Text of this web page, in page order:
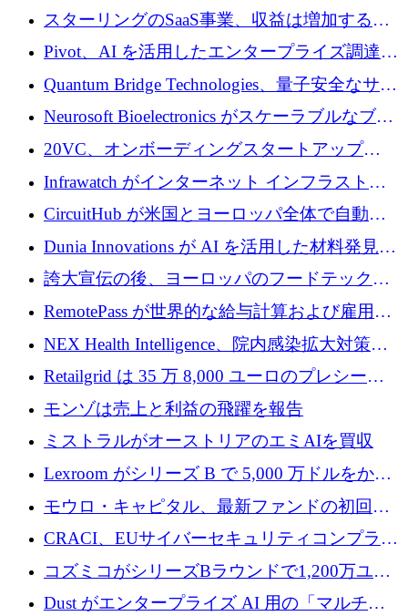
ラ テクノロジーを拡張するためにシリーズ A
で 1,600 万ドルを調達
スターリングのSaaS事業、収益は増加するも
グループ利益は減少
Pivot、AI を活用したエンタープライズ調達プ
ラットフォームを拡大するために 4,000 万ド
ルを調達
Quantum Bridge Technologies、量子安全なサイ
バーセキュリティ インフラストラクチャの拡
Neurosoft Bioelectronics がスケーラブルなブレ
イン コンピューター インターフェイスのため
に 750 万ドルを調達
20VC、オンボーディングスタートアップ
Prelude へのシリーズ A 投資で 2,000 万ドルを
Infrawatch がインターネット インフラストラ
クチャ インテリジェンス向けに 300 万ドルの
プレシードを確保
CircuitHub が米国とヨーロッパ全体で自動電
子機器製造を拡大するために 2,800 万ドルを
Dunia Innovations が AI を活用した材料発見を
産業化するために 2 億 8,000 万ユーロのベル
誇大宣伝の後、ヨーロッパのフードテックセ
クターはファンダメンタルズを中心に再構築
RemotePass が世界的な給与計算および雇用プ
ラットフォームを拡大するために 1,740 万ド
NEX Health Intelligence、院内感染拡大対策に
100万ユーロを確保
Retailgrid は 35 万 8,000 ユーロのプレシード
ラウンドで小売業のスプレッドシートをター
ゲットにしています
モンゾは売上と利益の飛躍を報告
ミストラルがオーストリアのエミAIを買収
Lexroom がシリーズ B で 5,000 万ドルをかけ
てヨーロッパ大陸法用の法律 AI を構築
モウロ・キャピタル、最新ファンドの初回ク
ローズで4億ドルを確保
CRACI、EUサイバーセキュリティコンプライ
アンスプラットフォームのために140万ユーロ
コズミコがシリーズBラウンドで1,200万ユー
ロを調達
Dust がエンタープライズ AI 用の「マルチプ